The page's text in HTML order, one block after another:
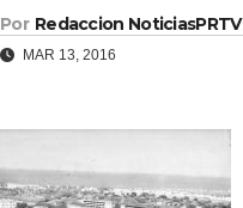
Por Redaccion NoticiasPRTV
MAR 13, 2016